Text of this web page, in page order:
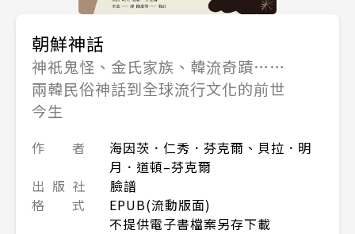
朝鮮神話
神祇鬼怪、金氏家族、韓流奇蹟……
兩韓民俗神話到全球流行文化的前世
今生
作 者
海因茨．仁秀．芬克爾、貝拉．明
月．道頓–芬克爾
出 版 社
臉譜
格 式
EPUB(流動版面)
不提供電子書檔案另存下載